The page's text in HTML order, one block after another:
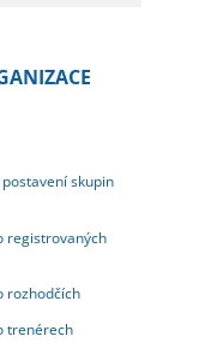
skupin
registrovaných
rozhodčích
trenérech